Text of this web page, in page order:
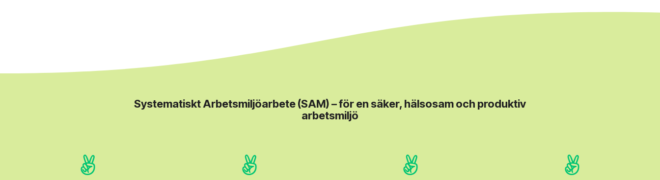
Systematiskt Arbetsmiljöarbete (SAM) – för en säker, hälsosam och produktiv
arbetsmiljö